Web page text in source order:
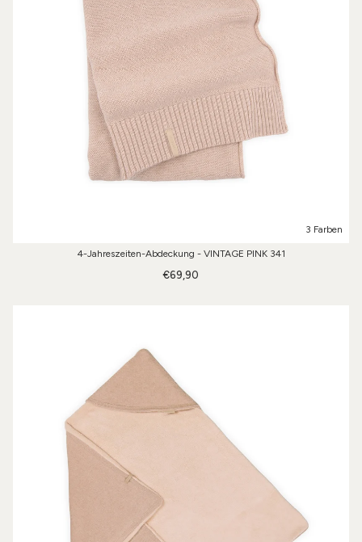
3 Farben
4-Jahreszeiten-Abdeckung - VINTAGE PINK 341
€69,90